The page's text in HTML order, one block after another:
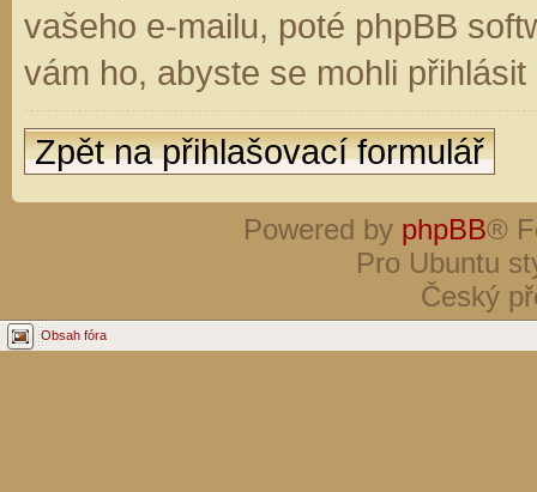
vašeho e-mailu, poté phpBB
vám ho, abyste se mohli
Zpět na přihlašovací formulář
Powered by phpBB®
Pro Ubuntu
Český
Obsah fóra